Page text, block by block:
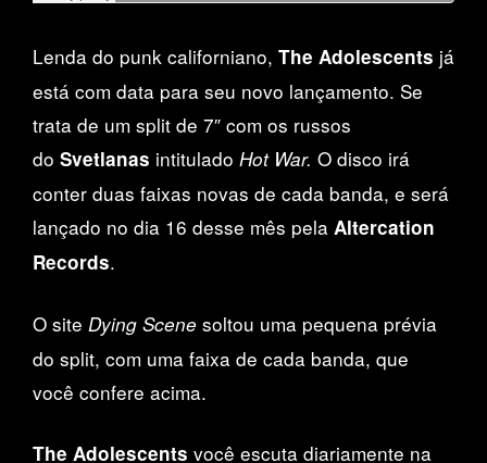
Lenda do punk californiano, The Adolescents já
está com data para seu novo lançamento. Se
trata de um split de 7″ com os russos
do Svetlanas intitulado Hot War. O disco irá
conter duas faixas novas de cada banda, e será
lançado no dia 16 desse mês pela Altercation
Records.
O site Dying Scene soltou uma pequena prévia
do split, com uma faixa de cada banda, que
você confere acima.
The Adolescents você escuta diariamente na